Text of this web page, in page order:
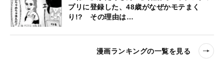
プリに登録した、48歳がなぜかモテまく
り!? その理由は…
漫画ランキングの一覧を見る